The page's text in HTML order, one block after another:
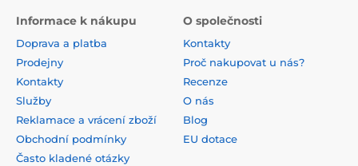
Informace k nákupu
Doprava a platba
Prodejny
Kontakty
Služby
Reklamace a vrácení zboží
Obchodní podmínky
Často kladené otázky
O společnosti
Kontakty
Proč nakupovat u nás?
Recenze
O nás
Blog
EU dotace